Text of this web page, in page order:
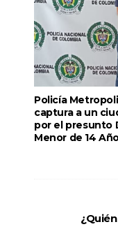
Policía
captura a un
por el presunto
Menor de 14